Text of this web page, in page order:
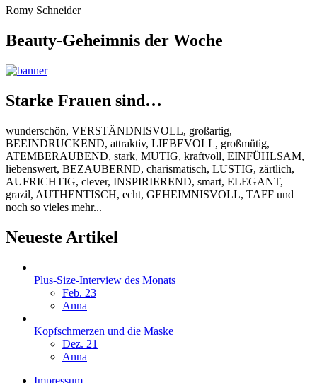
Romy Schneider
Beauty-Geheimnis der Woche
Starke Frauen sind…
wunderschön, VERSTÄNDNISVOLL, großartig,
BEEINDRUCKEND, attraktiv, LIEBEVOLL, großmütig,
ATEMBERAUBEND, stark, MUTIG, kraftvoll, EINFÜHLSAM,
liebenswert, BEZAUBERND, charismatisch, LUSTIG, zärtlich,
AUFRICHTIG, clever, INSPIRIEREND, smart, ELEGANT,
grazil, AUTHENTISCH, echt, GEHEIMNISVOLL, TAFF und
noch so vieles mehr...
Neueste Artikel
Plus-Size-Interview des Monats
Feb. 23
Anna
Kopfschmerzen und die Maske
Dez. 21
Anna
Impressum